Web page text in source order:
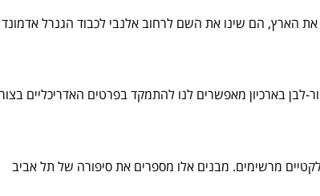
הארץ, הם שינו את השם לרחוב אלנבי לכבוד הגנרל אדמונד
לבן בארכיון מאפשרים לנו להתמקד בפרטים האדריכליים
מרשימים. מבנים אלו מספרים את סיפורה של תל אביב